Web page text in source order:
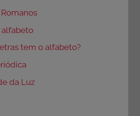
alfabeto
tem o alfabeto?
da Luz